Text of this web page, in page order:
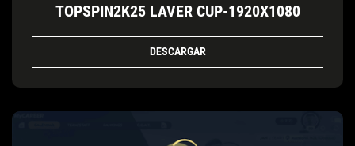
TOPSPIN2K25 LAVER CUP-1920X1080
DESCARGAR